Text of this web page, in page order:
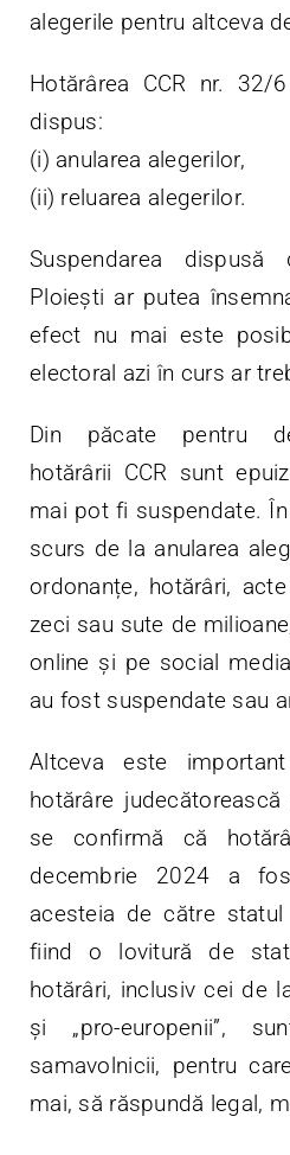
alegerile pentru altceva
Hotărârea CCR nr. 32/
dispus:
(i) anularea alegerilor,
(ii) reluarea alegerilor.
Suspendarea
Ploiești ar putea
efect nu mai este
electoral azi în curs ar
Din păcate pentru
hotărârii CCR sunt
mai pot fi suspendate.
scurs de la anularea
ordonanțe, hotărâri,
zeci sau sute de
online și pe social
au fost suspendate sau
Altceva este
hotărâre
se confirmă că
decembrie 2024 a
acesteia de către
fiind o lovitură de
hotărâri, inclusiv cei de
și „pro-europenii”,
samavolnicii, pentru
mai, să răspundă legal,